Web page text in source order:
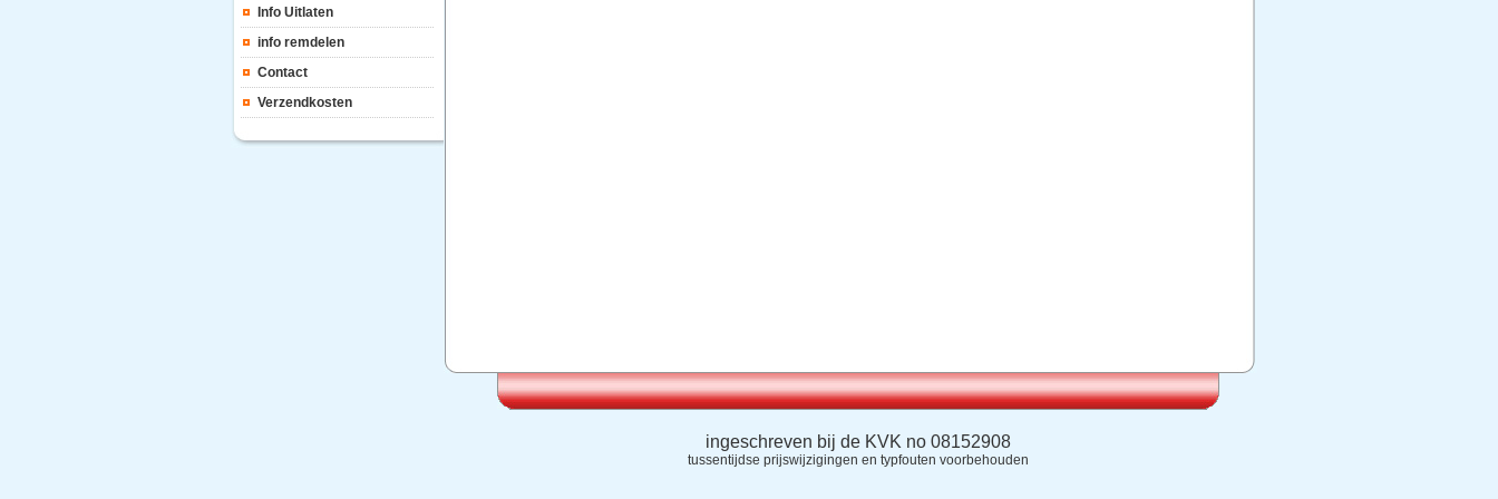
Info Uitlaten
info remdelen
Contact
Verzendkosten
ingeschreven bij de KVK no 08152908
tussentijdse prijswijzigingen en typfouten voorbehouden